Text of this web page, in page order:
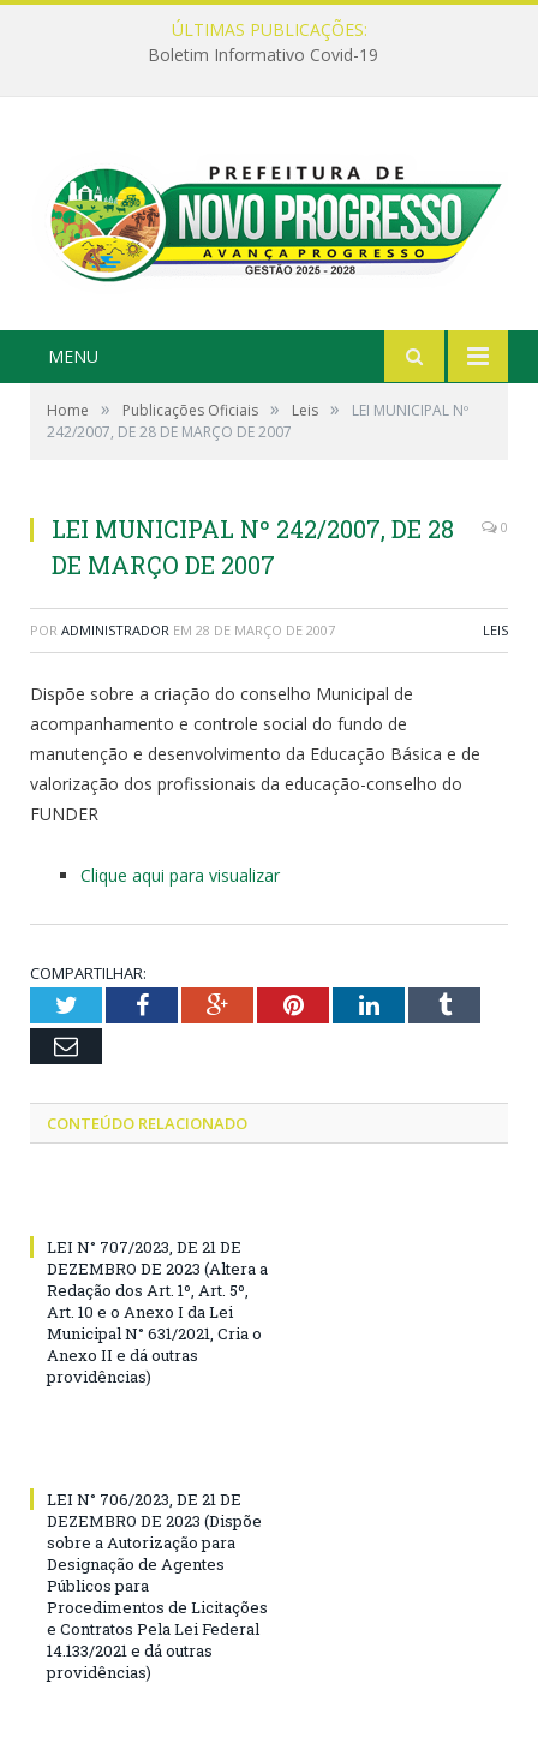
ÚLTIMAS PUBLICAÇÕES:
Boletim Informativo Covid-19
MENU
Home » Publicações Oficiais » Leis »
LEI MUNICIPAL Nº
242/2007, DE 28 DE MARÇO DE 2007
LEI MUNICIPAL Nº 242/2007, DE 28
DE MARÇO DE 2007
0
POR ADMINISTRADOR EM 28 DE MARÇO DE 2007 LEIS
Dispõe sobre a criação do conselho Municipal de
acompanhamento e controle social do fundo de
manutenção e desenvolvimento da Educação Básica e de
valorização dos profissionais da educação-conselho do
FUNDER
Clique aqui para visualizar
COMPARTILHAR:
TwitterFacebookGoogle+PinterestLinkedInTumblr
Email
CONTEÚDO RELACIONADO
LEI N° 707/2023, DE 21 DE
DEZEMBRO DE 2023 (Altera a
Redação dos Art. 1º, Art. 5º,
Art. 10 e o Anexo I da Lei
Municipal N° 631/2021, Cria o
Anexo II e dá outras
providências)
LEI N° 706/2023, DE 21 DE
DEZEMBRO DE 2023 (Dispõe
sobre a Autorização para
Designação de Agentes
Públicos para
Procedimentos de Licitações
e Contratos Pela Lei Federal
14.133/2021 e dá outras
providências)